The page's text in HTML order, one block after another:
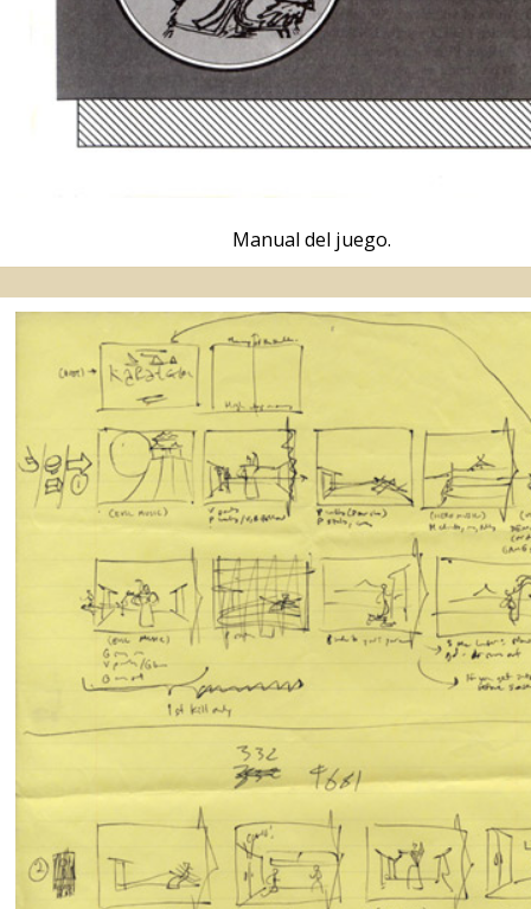
Libro de bocetos o Storyboard.Descargar